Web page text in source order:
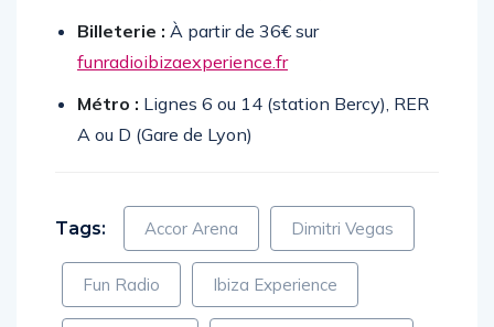
Billeterie :
À partir de 36€ sur
Métro :Lignes 6 ou 14 (station Bercy), RER
Accor Arena Dimitri Vegas
Fun Radio Ibiza Experience